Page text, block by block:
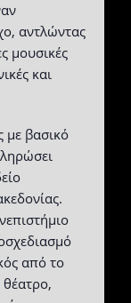
αντλώντας
μουσικές
και
με βασικό
από το